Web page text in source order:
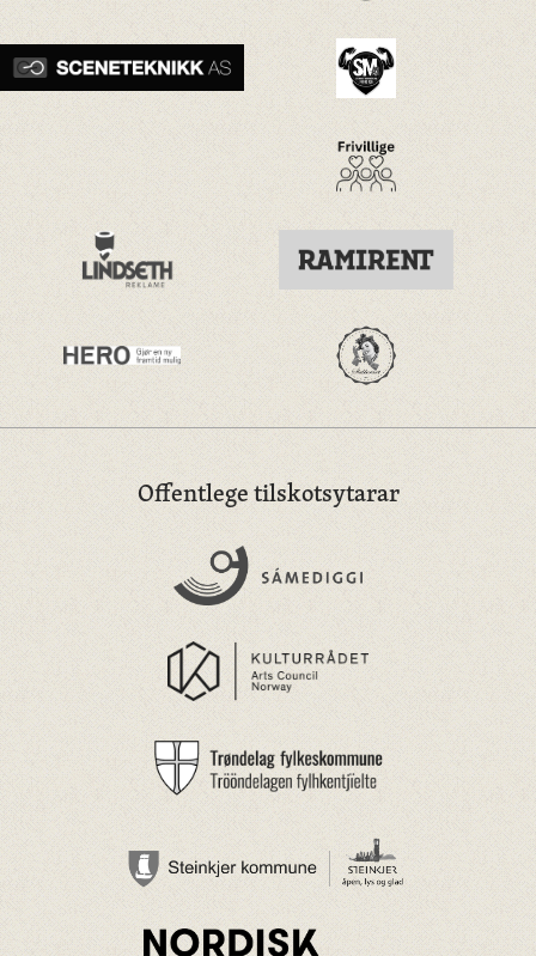
Offentlege tilskotsytarar